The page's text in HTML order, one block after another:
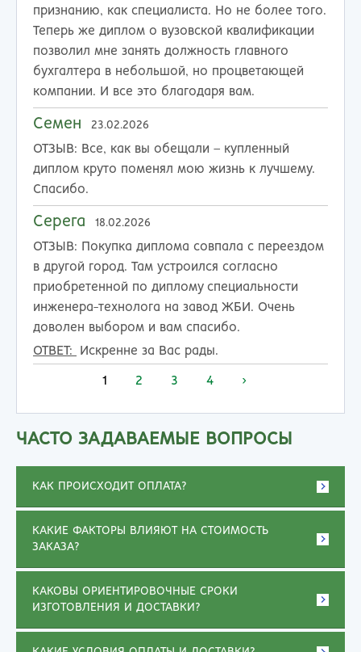
признанию, как специалиста. Но не более того.
Теперь же диплом о вузовской квалификации
позволил мне занять должность главного
бухгалтера в небольшой, но процветающей
компании. И все это благодаря вам.
Семен 23.02.2026
ОТЗЫВ: Все, как вы обещали – купленный
диплом круто поменял мою жизнь к лучшему.
Спасибо.
Серега 18.02.2026
ОТЗЫВ: Покупка диплома совпала с переездом
в другой город. Там устроился согласно
приобретенной по диплому специальности
инженера-технолога на завод ЖБИ. Очень
доволен выбором и вам спасибо.
ОТВЕТ:
Искренне за Вас рады.
1 2 3 4 >
ЧАСТО ЗАДАВАЕМЫЕ ВОПРОСЫ
КАК ПРОИСХОДИТ ОПЛАТА?
КАКИЕ ФАКТОРЫ ВЛИЯЮТ НА СТОИМОСТЬ
ЗАКАЗА?
КАКОВЫ ОРИЕНТИРОВОЧНЫЕ СРОКИ
ИЗГОТОВЛЕНИЯ И ДОСТАВКИ?